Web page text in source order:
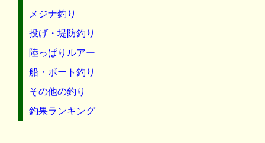
メジナ釣り
投げ・堤防釣り
陸っぱりルアー
船・ボート釣り
その他の釣り
釣果ランキング